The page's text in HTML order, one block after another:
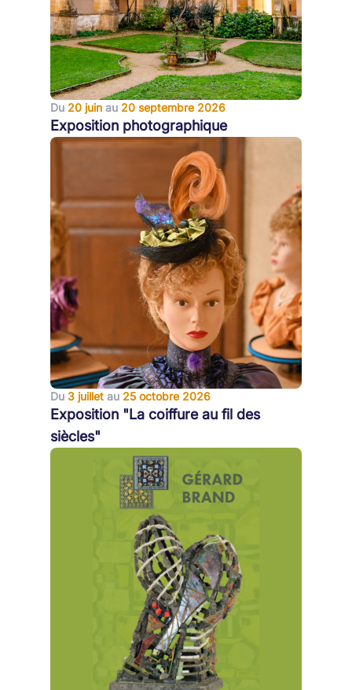
Du 20 juin au 20 septembre 2026
Exposition photographique
Du 3 juillet au 25 octobre 2026
Exposition "La coiffure au fil des
siècles"